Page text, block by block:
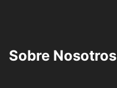
Sobre Nosotros